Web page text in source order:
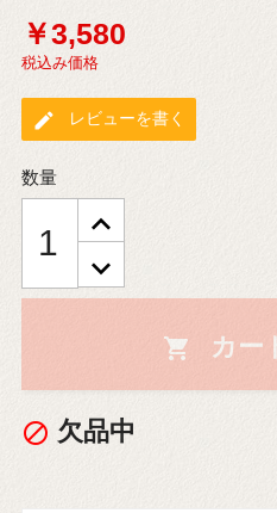
￥3,580
税込み価格
edit レビューを書く
数量
 カー
 欠品中